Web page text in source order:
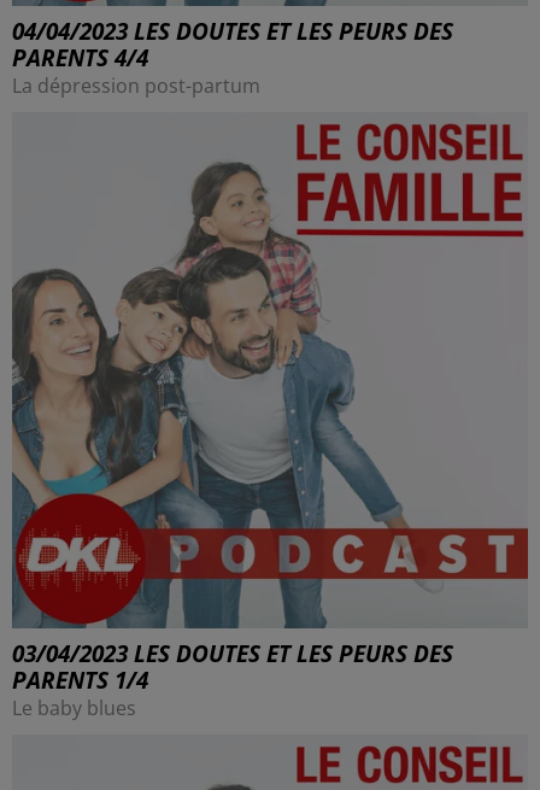
04/04/2023 LES DOUTES ET LES PEURS DES
PARENTS 4/4
La dépression post-partum
03/04/2023 LES DOUTES ET LES PEURS DES
PARENTS 1/4
Le baby blues